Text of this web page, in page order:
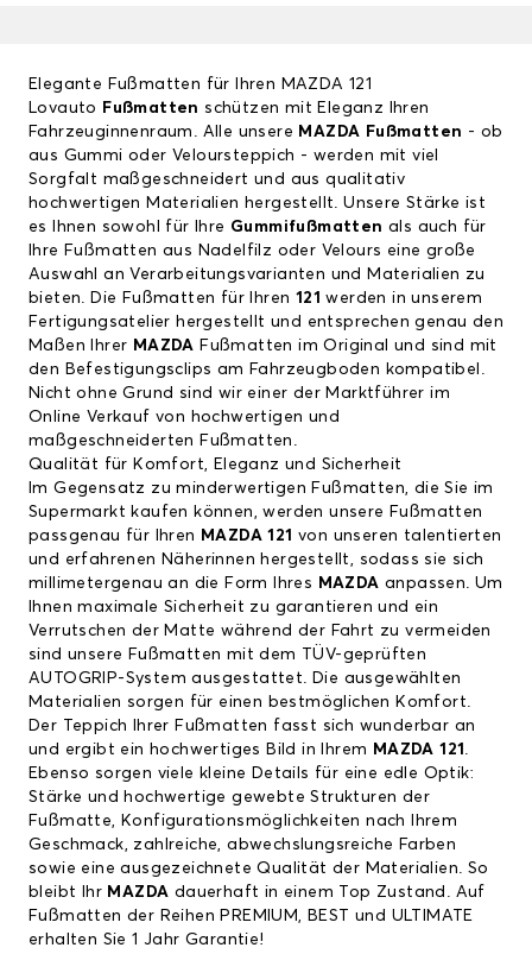
Elegante Fußmatten für Ihren MAZDA 121
Lovauto Fußmatten schützen mit Eleganz Ihren
Fahrzeuginnenraum. Alle unsere MAZDA Fußmatten - ob
aus Gummi oder Veloursteppich - werden mit viel
Sorgfalt maßgeschneidert und aus qualitativ
hochwertigen Materialien hergestellt. Unsere Stärke ist
es Ihnen sowohl für Ihre Gummifußmatten als auch für
Ihre Fußmatten aus Nadelfilz oder Velours eine große
Auswahl an Verarbeitungsvarianten und Materialien zu
bieten. Die Fußmatten für Ihren 121werden in unserem
Fertigungsatelier hergestellt und entsprechen genau den
Maßen Ihrer MAZDA Fußmatten im Original und sind mit
den Befestigungsclips am Fahrzeugboden kompatibel.
Nicht ohne Grund sind wir einer der Marktführer im
Online Verkauf von hochwertigen und
maßgeschneiderten Fußmatten.
Qualität für Komfort, Eleganz und Sicherheit
Im Gegensatz zu minderwertigen Fußmatten, die Sie im
Supermarkt kaufen können, werden unsere Fußmatten
passgenau für Ihren MAZDA 121 von unseren talentierten
und erfahrenen Näherinnen hergestellt, sodass sie sich
millimetergenau an die Form Ihres MAZDAanpassen. Um
Ihnen maximale Sicherheit zu garantieren und ein
Verrutschen der Matte während der Fahrt zu vermeiden
sind unsere Fußmatten mit dem TÜV-geprüften
AUTOGRIP-System ausgestattet. Die ausgewählten
Materialien sorgen für einen bestmöglichen Komfort.
Der Teppich Ihrer Fußmatten fasst sich wunderbar an
und ergibt ein hochwertiges Bild in Ihrem MAZDA 121 .
Ebenso sorgen viele kleine Details für eine edle Optik:
Stärke und hochwertige gewebte Strukturen der
Fußmatte, Konfigurationsmöglichkeiten nach Ihrem
Geschmack, zahlreiche, abwechslungsreiche Farben
sowie eine ausgezeichnete Qualität der Materialien. So
bleibt Ihr MAZDA dauerhaft in einem Top Zustand. Auf
Fußmatten der Reihen PREMIUM, BEST und ULTIMATE
erhalten Sie 1 Jahr Garantie!